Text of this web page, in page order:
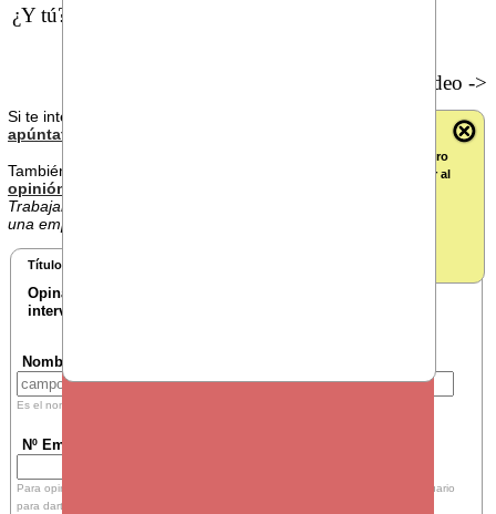
¿Y tú? ¿Quieres cambiar la realidad?
No te pierdas este vídeo ->
Encuentra el número
perfecto para jugar al
Si te interesa lo que has leído,
apúntate con nosotros aquí
También puedes dejar
opinión
Trabajamos para conseguir
una empresa mejor
Título:
Opina sobre esta
intervención:
Nombre o nick (opcional):
Es el nombre que aparecerá firmando tu mensaje
Nº Empleado:
Para opinar en nuestra web necesitamos saber que eres tú, solo utilizamos el usuario
para darte acceso, no aparecerá en ningún otro sitio.